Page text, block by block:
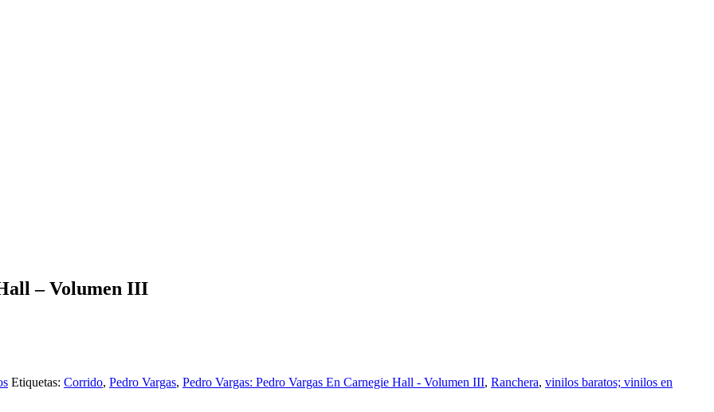
– Volumen III
Etiquetas: Corrido, Pedro Vargas, Pedro Vargas: Pedro Vargas En Carnegie Hall - Volumen III, Ranchera, vinilos baratos; vinilos en